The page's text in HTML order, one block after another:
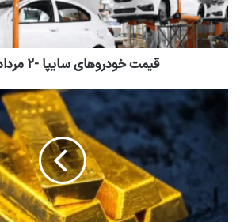
قیمت خودرو‌های سایپا -۲ مرداد ۱۴۰۴